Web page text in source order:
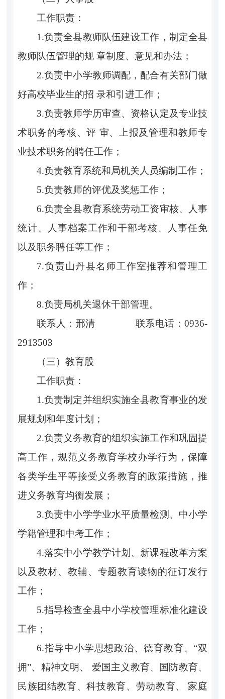
工作职责：
1.负责全县教师队伍建设工作，制定全县
教师队伍管理的规 章制度、意见和办法；
2.负责中小学教师调配，配合有关部门做
好高校毕业生的招 录和引进工作；
3.负责教师学历审查、资格认定及专业技
术职务的考核、评 审、上报及管理和教师专
业技术职务的聘任工作；
4.负责教育系统和局机关人员编制工作；
5.负责教师的评优及奖惩工作；
6.负责全县教育系统劳动工资审核、人事
统计、人事档案工作和干部考核、人事任免
以及职务聘任等工作；
7.负责山丹县名师工作室推荐和管理工
作；
8.负责局机关退休干部管理。
联系人：邢清 联系电话：0936-
2913503
（三）教育股
工作职责：
1.负责制定并组织实施全县教育事业的发
展规划和年度计划；
2.负责义务教育的组织实施工作和巩固提
高工作，规范义务教育学校办学行为，保障
各类学生平等接受义务教育的政策措施，推
进义务教育均衡发展；
3.负责中小学学业水平质量检测、中小学
学籍管理和中考工作；
4.落实中小学教学计划、新课程改革方案
以及教材、教辅、专题教育读物的征订发行
工作；
5.指导检查全县中小学校管理标准化建设
工作；
6.指导中小学思想政治、德育教育、“双
拥”、精神文明、 爱国主义教育、国防教育、
民族团结教育、科技教育、劳动教育、 家庭